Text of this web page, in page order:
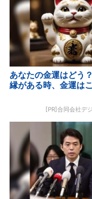
あなたの金運はどう
縁がある時、金運は
[PR]合同会社デ